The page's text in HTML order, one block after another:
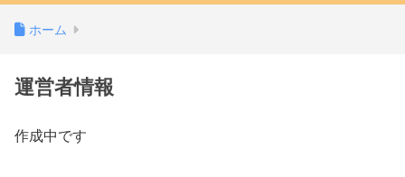
ホーム
運営者情報
作成中です